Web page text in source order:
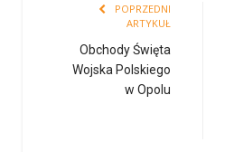
POPRZEDNI
ARTYKUŁ
Obchody Święta
Wojska Polskiego
w Opolu